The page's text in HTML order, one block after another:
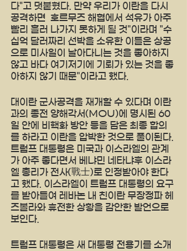
다"고 덧붙혔다. 만약 우리가 이란을 다시
공격하면  호르무즈 해협에서 석유가 아주
빨리 흘러 나가지 못하게 될 것"이라며 "수
십억 달러짜리 선박을 소유한 이들은 상공
으로 미사일이 날아다니는 것을 좋아하지
않고 바다 여기저기에 기뢰가 있는 것을 좋
아하지 않기 때문"이라고 했다.
대이란 군사공격을 재개할 수 있다며 이란
과의 종전 양해각서(MOU)에 명시된 60
일 안에 비핵화 방안 등을 담은 최종 합의
를 하라고 이란을 압박한 것으로 풀이된다.
트럼프 대통령은 미국과 이스라엘의 관계
가 아주 좋다면서 베냐민 네타냐후 이스라
엘 총리가 전사(戰士)로 인정받아야 한다
고 했다. 이스라엘이 트럼프 대통령의 요구
를 받아들여 레바논 내 친이란 무장정파 헤
즈볼라와 휴전한 상황을 감안한 발언으로
보인다.
트럼프 대통령은 새 대통령 전용기를 소개